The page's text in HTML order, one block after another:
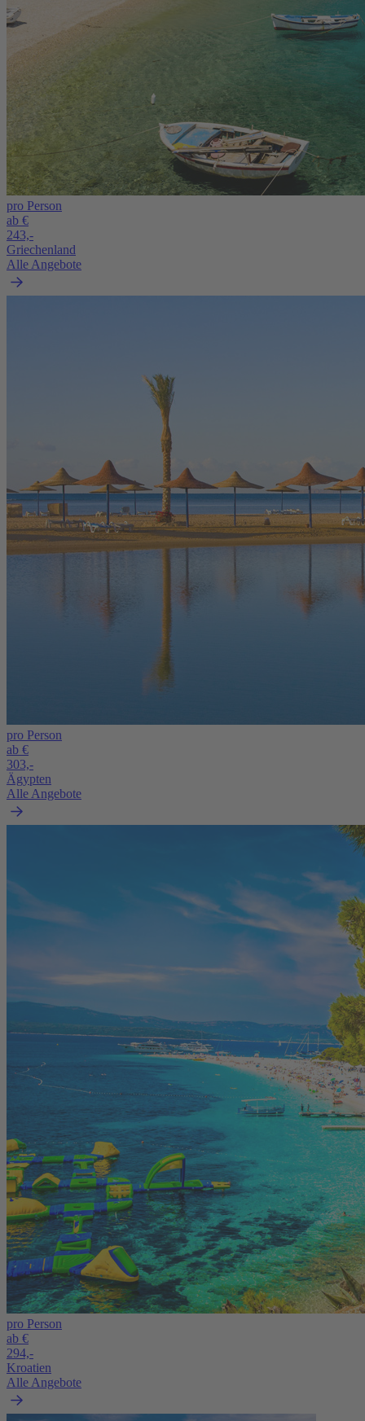
pro Person
ab €
243,-
Griechenland
Alle Angebote
pro Person
ab €
303,-
Ägypten
Alle Angebote
pro Person
ab €
294,-
Kroatien
Alle Angebote